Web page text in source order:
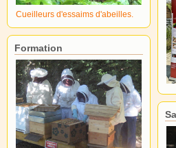
Cueilleurs d'essaims d'abeilles.
Formation